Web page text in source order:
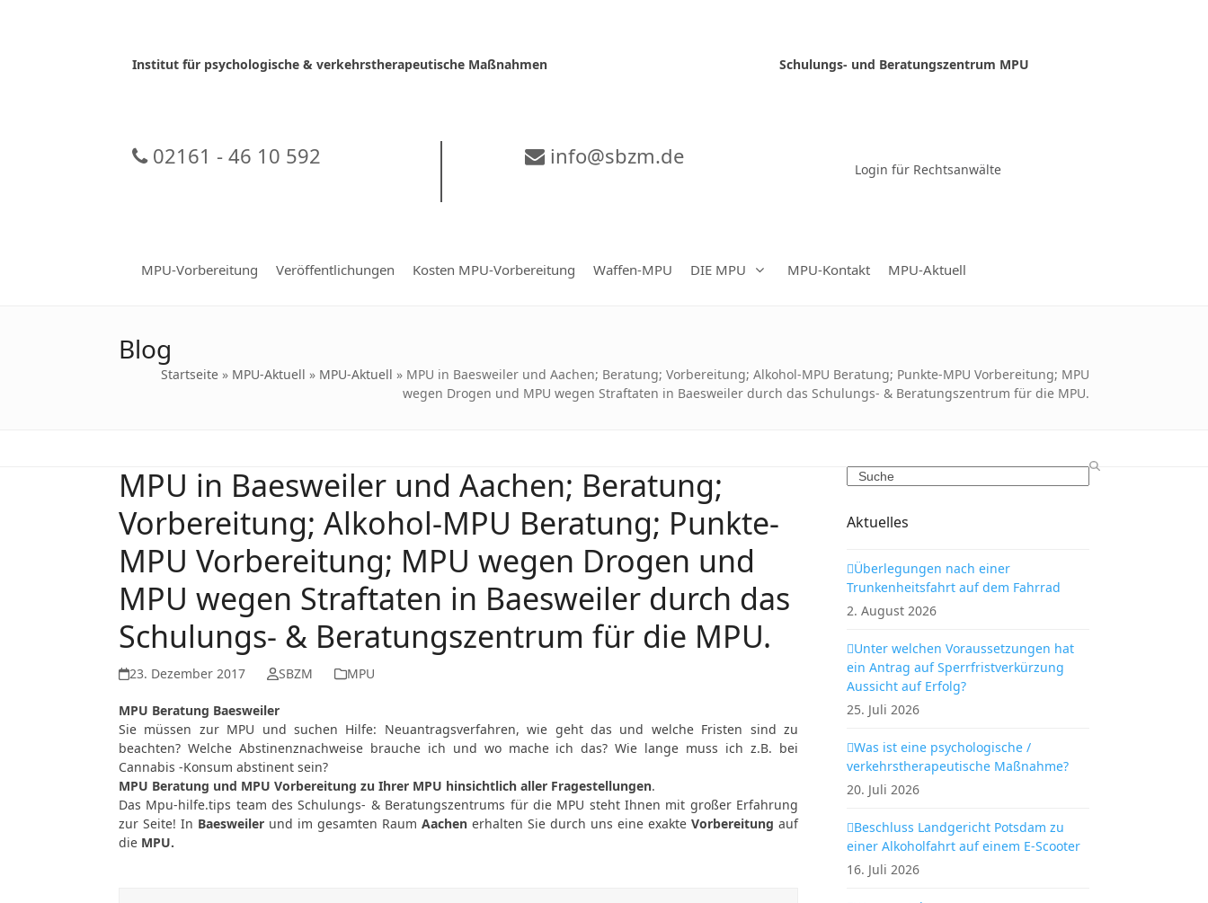
Institut für psychologische & verkehrstherapeutische Maßnahmen
Schulungs- und Beratungszentrum MPU
02161 - 46 10 592 info@sbzm.de
Login für Rechtsanwälte
MPU-Vorbereitung Veröffentlichungen Kosten MPU-Vorbereitung Waffen-MPU DIE MPU MPU-Kontakt MPU-Aktuell
Blog
Startseite » MPU-Aktuell » MPU-Aktuell » MPU in Baesweiler und Aachen; Beratung; Vorbereitung; Alkohol-MPU Beratung; Punkte-MPU Vorbereitung; MPU
wegen Drogen und MPU wegen Straftaten in Baesweiler durch das Schulungs- & Beratungszentrum für die MPU.
MPU in Baesweiler und Aachen; Beratung;
Vorbereitung; Alkohol-MPU Beratung; Punkte-
MPU Vorbereitung; MPU wegen Drogen und
MPU wegen Straftaten in Baesweiler durch das
Schulungs- & Beratungszentrum für die MPU.
23. Dezember 2017 SBZM MPU
MPU Beratung Baesweiler
Sie müssen zur MPU und suchen Hilfe: Neuantragsverfahren, wie geht das und welche Fristen sind zu
beachten? Welche Abstinenznachweise brauche ich und wo mache ich das? Wie lange muss ich z.B. bei
Cannabis -Konsum abstinent sein?
MPU Beratung und MPU Vorbereitung zu Ihrer MPU hinsichtlich aller Fragestellungen.
Das Mpu-hilfe.tips team des Schulungs- & Beratungszentrums für die MPU steht Ihnen mit großer Erfahrung
zur Seite! In Baesweiler und im gesamten Raum Aachen erhalten Sie durch uns eine exakte Vorbereitung auf
die MPU.
Search
Aktuelles
Überlegungen nach einer
Trunkenheitsfahrt auf dem Fahrrad
2. August 2026
Unter welchen Voraussetzungen hat
ein Antrag auf Sperrfristverkürzung
Aussicht auf Erfolg?
25. Juli 2026
Was ist eine psychologische /
verkehrstherapeutische Maßnahme?
20. Juli 2026
Beschluss Landgericht Potsdam zu
einer Alkoholfahrt auf einem E-Scooter
16. Juli 2026